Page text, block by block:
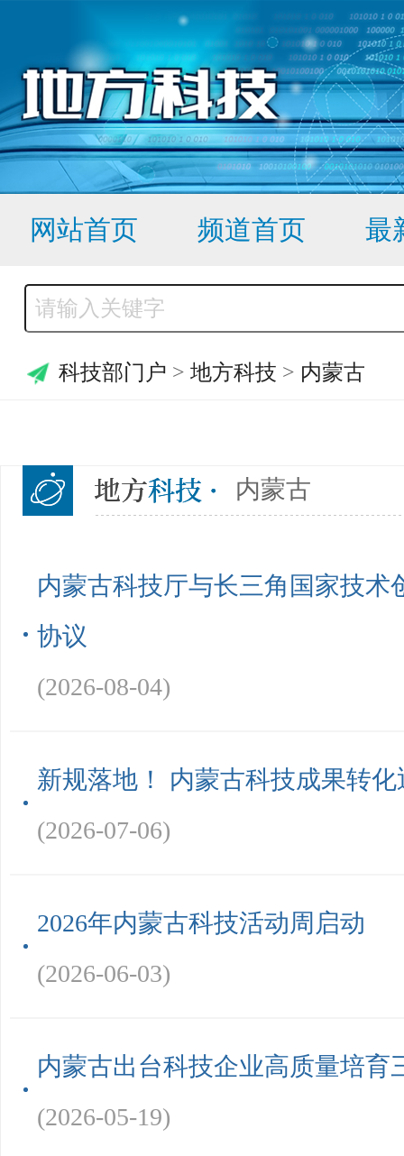
网站首页 频道首页 最
科技部门户 > 地方科技 > 内蒙古
内蒙古
内蒙古科技厅与长三角国家技术
协议
(2026-08-04)
新规落地！ 内蒙古科技成果转化
(2026-07-06)
2026年内蒙古科技活动周启动
(2026-06-03)
内蒙古出台科技企业高质量培育
(2026-05-19)